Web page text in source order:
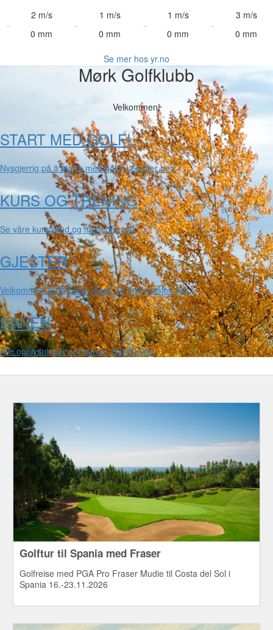
2 m/s
0 mm
1 m/s
0 mm
1 m/s
0 mm
3 m/s
0 mm
Se mer hos yr.no
Mørk Golfklubb
Velkommen!
START MED GOLF!
Nysgjerrig på å starte med golf? Les mer her!
KURS OG TRENING
Se våre kurstilbud og meld deg på!
GJESTER
Velkommen til deg som gjest. Se informasjon her.
BANEN
Alle opplysninger om banen. Baneguide.
Golftur til Spania med Fraser
Golfreise med PGA Pro Fraser Mudie til Costa del Sol i
Spania 16.-23.11.2026